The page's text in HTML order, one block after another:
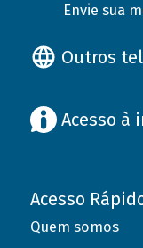
Envie sua
Outros
Acesso à
Acesso
Quem somos